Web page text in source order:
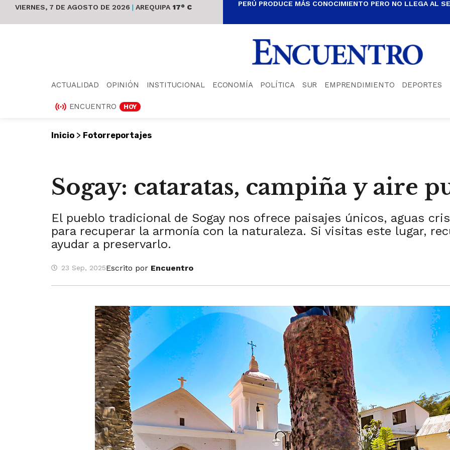
VIERNES, 7 DE AGOSTO DE 2026 | AREQUIPA 17° C PERÚ PRODUCE MÁS CONOCIMIENTO PERO NO LLEGA AL
ACTUALIDAD OPINIÓN INSTITUCIONAL ECONOMÍA POLÍTICA SUR EMPRENDIMIENTO DEPORTES
ENCUENTRO HOY
Inicio > Fotorreportajes
Sogay: cataratas, campiña y aire
El pueblo tradicional de Sogay nos ofrece paisajes únicos, aguas
para recuperar la armonía con la naturaleza. Si visitas este lugar,
ayudar a preservarlo.
23 Sep, 2025Escrito por Encuentro